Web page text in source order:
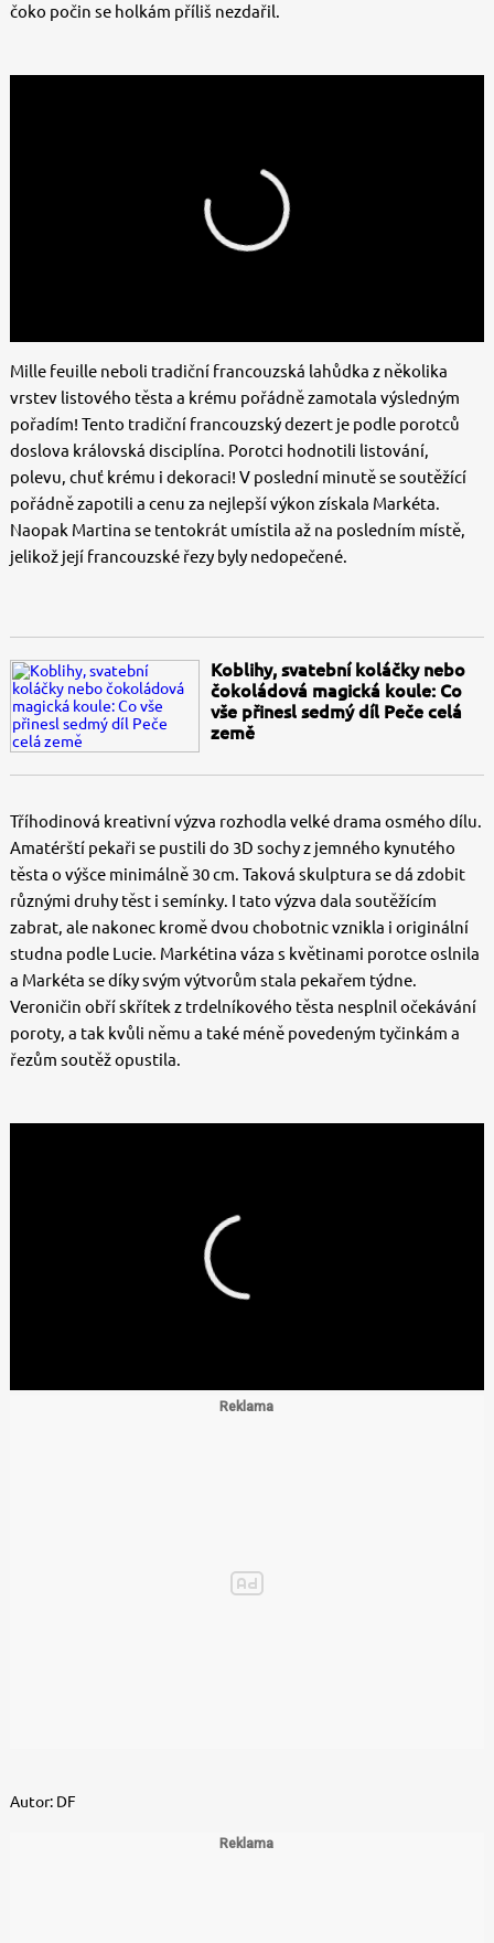
čoko počin se holkám příliš nezdařil.
Mille feuille neboli tradiční francouzská lahůdka z několika
vrstev listového těsta a krému pořádně zamotala výsledným
pořadím! Tento tradiční francouzský dezert je podle porotců
doslova královská disciplína. Porotci hodnotili listování,
polevu, chuť krému i dekoraci! V poslední minutě se soutěžící
pořádně zapotili a cenu za nejlepší výkon získala Markéta.
Naopak Martina se tentokrát umístila až na posledním místě,
jelikož její francouzské řezy byly nedopečené.
Koblihy, svatební koláčky nebo
čokoládová magická koule: Co
vše přinesl sedmý díl Peče celá
země
Tříhodinová kreativní výzva rozhodla velké drama osmého dílu.
Amatérští pekaři se pustili do 3D sochy z jemného kynutého
těsta o výšce minimálně 30 cm. Taková skulptura se dá zdobit
různými druhy těst i semínky. I tato výzva dala soutěžícím
zabrat, ale nakonec kromě dvou chobotnic vznikla i originální
studna podle Lucie. Markétina váza s květinami porotce oslnila
a Markéta se díky svým výtvorům stala pekařem týdne.
Veroničin obří skřítek z trdelníkového těsta nesplnil očekávání
poroty, a tak kvůli němu a také méně povedeným tyčinkám a
řezům soutěž opustila.
Autor: DF